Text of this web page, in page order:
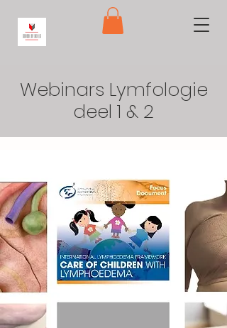
Webinars Lymfologie
deel 1 & 2